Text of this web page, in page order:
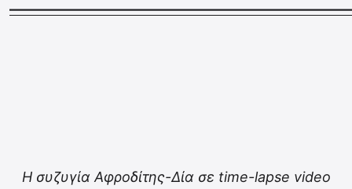
Η συζυγία Αφροδίτης-Δία σε time-lapse video